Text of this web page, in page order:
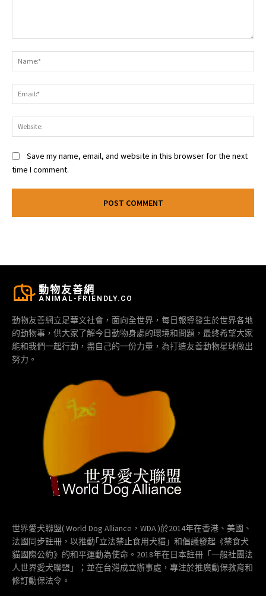
Save my name, email, and website in this browser for the next
time I comment.
動物友善網
ANIMAL-FRIENDLY.CO
動物友善網立足華文社會，面向全世界，每日報導發生於世界各地
的動物事，供大家了解今日動物身處的環境和問題，最終希望大家
能和我們一起行動，盡自己的一份力量，為打造友善動物星球做出
努力。
世界愛犬聯盟( World Dog Alliance，WDA )於2014年在香港、美國、
法國同步註冊，以推動｢立法禁止食用犬貓」和倡議發起《禁食犬
貓國際公約》的和平運動為使命。2018年在日本註冊「一般社團法
人世界愛犬聯盟」；並在台灣成立辦事處，專注於推廣動保教育和
修訂動保法令。